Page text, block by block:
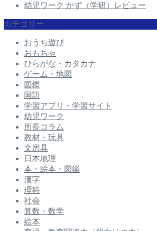
幼児ワーク かず（学研）レビュー
カテゴリー
おうち遊び
おもちゃ
ひらがな・カタカナ
ゲーム・地図
図鑑
国語
学習アプリ・学習サイト
幼児ワーク
所長コラム
教材・玩具
文房具
日本地理
本・絵本・図鑑
漢字
理科
社会
算数・数学
絵本